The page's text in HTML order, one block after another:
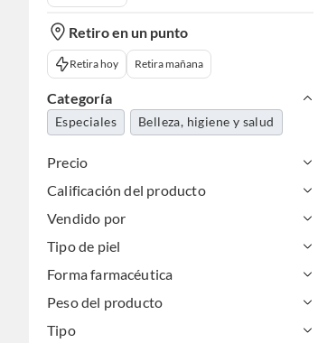
Retiro en un punto
Retira hoy Retira mañana
Categoría
Especiales Belleza, higiene y salud
Precio
Calificación del producto
Vendido por
Tipo de piel
Forma farmacéutica
Peso del producto
Tipo